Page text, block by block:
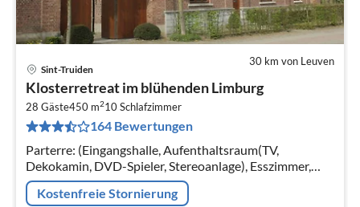
30 km von Leuven
Sint-Truiden
Klosterretreat im blühenden Limburg
28 Gäste450 m210Schlafzimmer
164 Bewertungen
Parterre: (Eingangshalle, Aufenthaltsraum(TV,
Dekokamin, DVD-Spieler, Stereoanlage), Esszimmer,
Küche(Backofen, Mikrowelle, Spülmaschine),
Schlafzimmer(2x Einzelbett)
Kostenfreie Stornierung